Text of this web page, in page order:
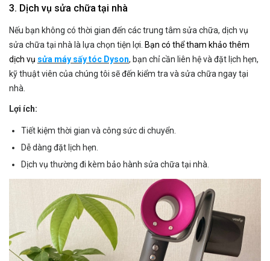
3. Dịch vụ sửa chữa tại nhà
Nếu bạn không có thời gian đến các trung tâm sửa chữa, dịch vụ
sửa chữa tại nhà là lựa chọn tiện lợi. Bạn có thể tham khảo thêm
dịch vụ sửa máy sấy tóc Dyson, bạn chỉ cần liên hệ và đặt lịch hẹn,
kỹ thuật viên của chúng tôi sẽ đến kiểm tra và sửa chữa ngay tại
nhà.
Lợi ích:
Tiết kiệm thời gian và công sức di chuyển.
Dễ dàng đặt lịch hẹn.
Dịch vụ thường đi kèm bảo hành sửa chữa tại nhà.